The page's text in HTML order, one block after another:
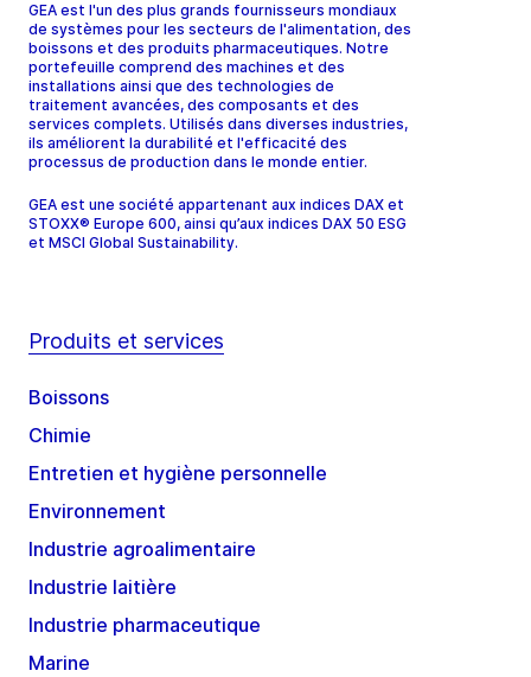
GEA est l'un des plus grands fournisseurs mondiaux
de systèmes pour les secteurs de l'alimentation, des
boissons et des produits pharmaceutiques. Notre
portefeuille comprend des machines et des
installations ainsi que des technologies de
traitement avancées, des composants et des
services complets. Utilisés dans diverses industries,
ils améliorent la durabilité et l'efficacité des
processus de production dans le monde entier.
GEA est une société appartenant aux indices DAX et
STOXX® Europe 600, ainsi qu’aux indices DAX 50 ESG
et MSCI Global Sustainability.
Produits et services
Boissons
Chimie
Entretien et hygiène personnelle
Environnement
Industrie agroalimentaire
Industrie laitière
Industrie pharmaceutique
Marine